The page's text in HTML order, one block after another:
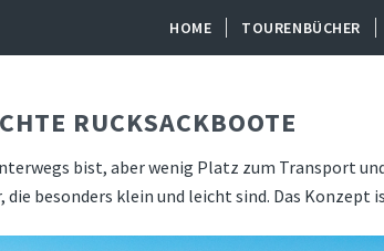
HOME TOURENBÜCHER
RUCKSACKBOOTE
bist, aber wenig Platz zum Transport
besonders klein und leicht sind. Das